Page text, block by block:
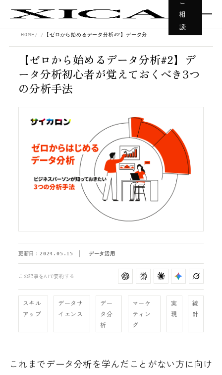
相
談
HOME
【ゼロから始めるデータ分析#2】デ
ータ分析初心者が覚えておくべき3つ
の分析手法
更新日： 2024.05.15 データ活用
この記事をAIで要約する
スキル
アップ
データサ
イエンス
デー
タ分
析
マーケ
ティン
グ
実
現
統
計
これまでデータ分析を学んだことがない方に向け